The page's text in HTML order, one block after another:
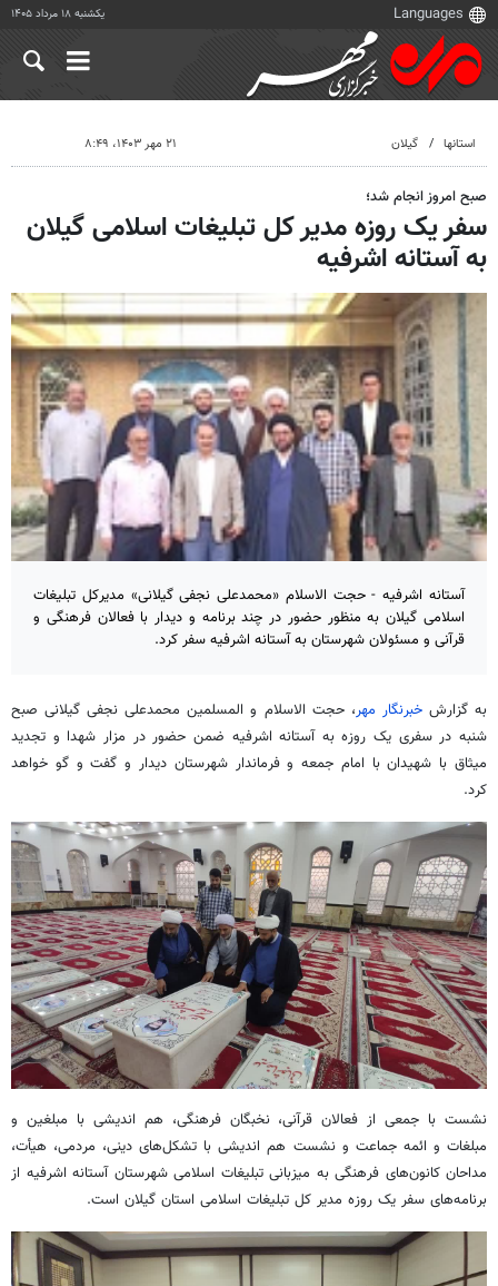
یکشنبه ۱۸ مرداد ۱۴۰۵
استانها گیلان ۲۱ مهر ۱۴۰۳، ۸:۴۹
صبح امروز انجام شد؛
سفر یک روزه مدیر کل تبلیغات اسلامی گیلان
به آستانه اشرفیه
آستانه اشرفیه - حجت الاسلام «محمدعلی نجفی گیلانی» مدیرکل تبلیغات
اسلامی گیلان به منظور حضور در چند برنامه و دیدار با فعالان فرهنگی و
قرآنی و مسئولان شهرستان به آستانه اشرفیه سفر کرد.
به گزارش خبرنگار مهر، حجت الاسلام و المسلمین محمدعلی نجفی گیلانی صبح
شنبه در سفری یک روزه به آستانه اشرفیه ضمن حضور در مزار شهدا و تجدید
میثاق با شهیدان با امام جمعه و فرماندار شهرستان دیدار و گفت وگو خواهد
کرد.
نشست با جمعی از فعالان قرآنی، نخبگان فرهنگی، هم اندیشی با مبلغین و
مبلغات و ائمه جماعت و نشست هم اندیشی با تشکل‌های دینی، مردمی، هیأت،
مداحان کانون‌های فرهنگی به میزبانی تبلیغات اسلامی شهرستان آستانه اشرفیه از
برنامه‌های سفر یک روزه مدیر کل تبلیغات اسلامی استان گیلان است.